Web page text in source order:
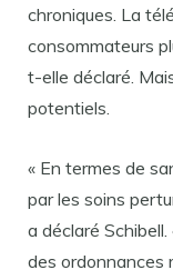
chroniques. La
consommateurs
t-elle déclaré.
potentiels.
« En termes de
par les soins
a déclaré
des ordonnances